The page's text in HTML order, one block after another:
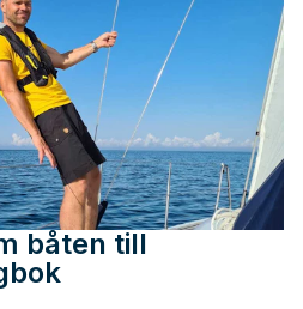
båten till